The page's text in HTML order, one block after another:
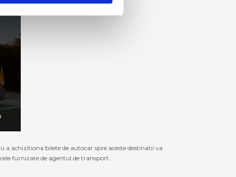
achizitiona bilete de autocar spre aceste destinatii va
furnizate de agentul de transport.